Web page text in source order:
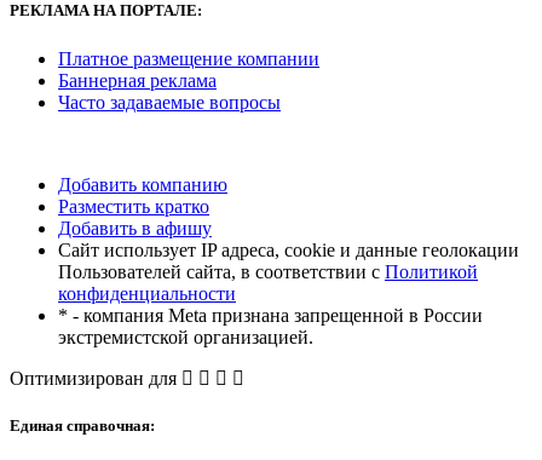
РЕКЛАМАНА ПОРТАЛЕ:
Платное размещение компании
Баннерная реклама
Часто задаваемые вопросы
Добавить компанию
Разместить кратко
Добавить в афишу
Сайт использует IP адреса, cookie и данные геолокации
Пользователей сайта, в соответствии с Политикой
конфиденциальности
* - компания Meta признана запрещенной в России
экстремистской организацией.
Оптимизирован для
Единая справочная: